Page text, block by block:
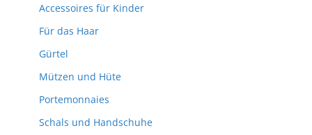
Accessoires für Kinder
Für das Haar
Gürtel
Mützen und Hüte
Portemonnaies
Schals und Handschuhe